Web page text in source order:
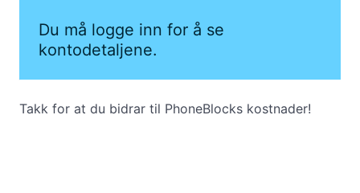
Du må logge inn for å se
kontodetaljene.
Takk for at du bidrar til PhoneBlocks kostnader!